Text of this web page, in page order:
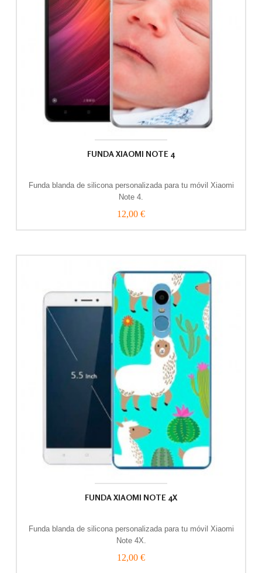
FUNDA XIAOMI NOTE 4
Funda blanda de silicona personalizada para tu móvil Xiaomi
Note 4.
12,00 €
FUNDA XIAOMI NOTE 4X
Funda blanda de silicona personalizada para tu móvil Xiaomi
Note 4X.
12,00 €